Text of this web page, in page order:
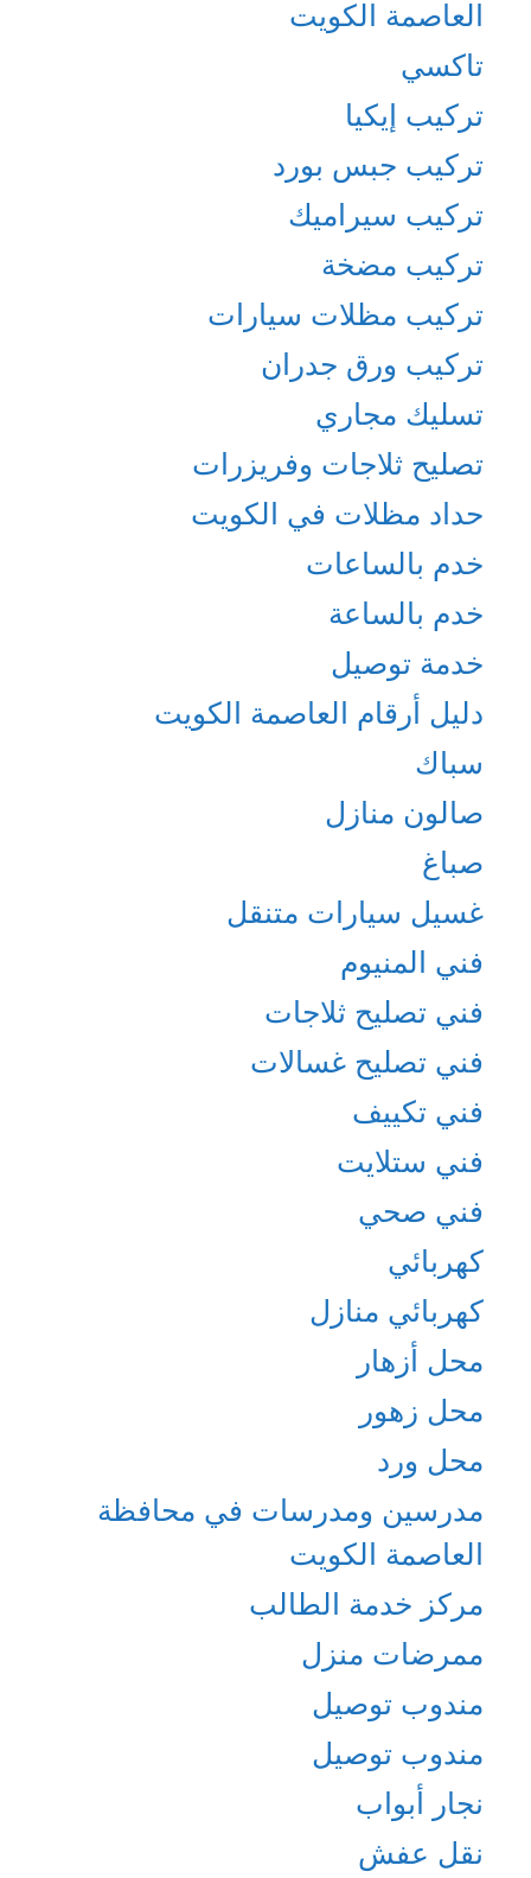
العاصمة الكويت
تاكسي
تركيب إيكيا
تركيب جبس بورد
تركيب سيراميك
تركيب مضخة
تركيب مظلات سيارات
تركيب ورق جدران
تسليك مجاري
تصليح ثلاجات وفريزرات
حداد مظلات في الكويت
خدم بالساعات
خدم بالساعة
خدمة توصيل
دليل أرقام العاصمة الكويت
سباك
صالون منازل
صباغ
غسيل سيارات متنقل
فني المنيوم
فني تصليح ثلاجات
فني تصليح غسالات
فني تكييف
فني ستلايت
فني صحي
كهربائي
كهربائي منازل
محل أزهار
محل زهور
محل ورد
مدرسين ومدرسات في محافظة
العاصمة الكويت
مركز خدمة الطالب
ممرضات منزل
مندوب توصيل
مندوب توصيل
نجار أبواب
نقل عفش